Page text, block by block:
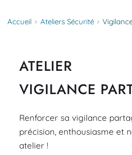
Accueil Ateliers Sécurité
ATELIER
VIGILANCE
Renforcer sa vigilance
précision, enthousiasme et
atelier !